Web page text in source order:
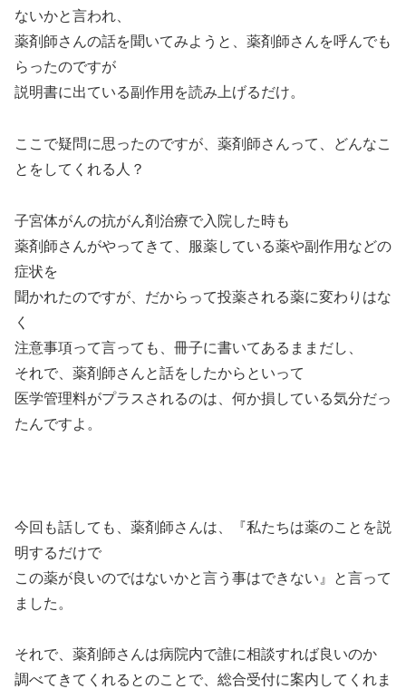
ないかと言われ、
薬剤師さんの話を聞いてみようと、薬剤師さんを呼んでも
らったのですが
説明書に出ている副作用を読み上げるだけ。
ここで疑問に思ったのですが、薬剤師さんって、どんなこ
とをしてくれる人？
子宮体がんの抗がん剤治療で入院した時も
薬剤師さんがやってきて、服薬している薬や副作用などの
症状を
聞かれたのですが、だからって投薬される薬に変わりはな
く
注意事項って言っても、冊子に書いてあるままだし、
それで、薬剤師さんと話をしたからといって
医学管理料がプラスされるのは、何か損している気分だっ
たんですよ。
今回も話しても、薬剤師さんは、『私たちは薬のことを説
明するだけで
この薬が良いのではないかと言う事はできない』と言って
ました。
それで、薬剤師さんは病院内で誰に相談すれば良いのか
調べてきてくれるとのことで、総合受付に案内してくれま